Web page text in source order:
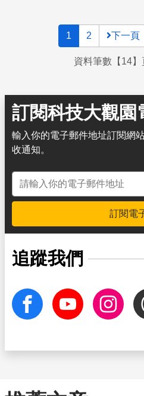
1 2 下一頁
資料筆數【14】
訂閱科技大觀園
輸入你的電子郵件地址訂閱網
收通知。
電子郵件地址
訂閱電
追蹤我們
facebook Youtube Instagram